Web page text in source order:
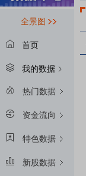
全景图
首页
我的数据
热门数据
资金流向
特色数据
新股数据